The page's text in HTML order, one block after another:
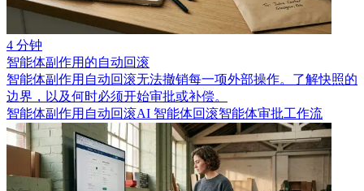
4 分钟
智能体副作用的自动回滚
智能体副作用自动回滚无法撤销每一项外部操作。了解快照的
边界，以及何时必须开始审批或补偿。
智能体副作用自动回滚AI 智能体回滚智能体审批工作流